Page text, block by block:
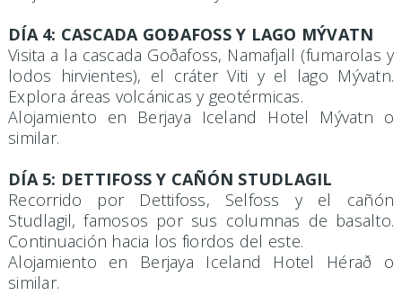
DÍA 4: CASCADA GOÐAFOSS Y LAGO MÝVATN
Visita a la cascada Goðafoss, Namafjall (fumarolas y
lodos hirvientes), el cráter Viti y el lago Mývatn.
Explora áreas volcánicas y geotérmicas.
Alojamiento en Berjaya Iceland Hotel Mývatn o
similar.
DÍA 5: DETTIFOSS Y CAÑÓN STUDLAGIL
Recorrido por Dettifoss, Selfoss y el cañón
Studlagil, famosos por sus columnas de basalto.
Continuación hacia los fiordos del este.
Alojamiento en Berjaya Iceland Hotel Hérað o
similar.